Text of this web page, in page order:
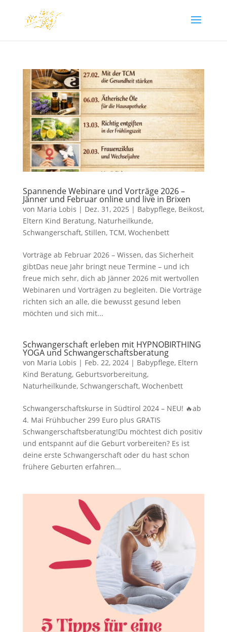
Spannende Webinare und Vorträge 2026 –
Jänner und Februar online und live in Brixen
von Maria Lobis | Dez. 31, 2025 | Babypflege, Beikost,
Eltern Kind Beratung, Naturheilkunde,
Schwangerschaft, Stillen, TCM, Wochenbett
Vorträge ab Februar 2026 – Wissen, das Sicherheit
gibtDas neue Jahr bringt neue Termine – und ich
freue mich sehr, dich ab Jänner 2026 mit wertvollen
Webinaren und Vorträgen zu begleiten. Die Vorträge
richten sich an alle, die bewusst gesund leben
möchten und sich mit...
Schwangerschaft erleben mit HYPNOBIRTHING
YOGA und Schwangerschaftsberatung
von Maria Lobis | Feb. 22, 2024| Babypflege, Eltern
Kind Beratung, Geburtsvorbereitung,
Naturheilkunde, Schwangerschaft, Wochenbett
Schwangerschaftskurse in Südtirol 2024 – NEU! 🔥ab
4. Mai Frühbucher 299 Euro plus GRATIS
Schwangerschaftsberatung!Du möchtest dich positiv
und entspannt auf die Geburt vorbereiten? Es ist
deine erste Schwangerschaft oder du hast schon
frühere Geburten erfahren...